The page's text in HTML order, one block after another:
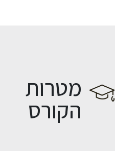
מטרות
הקורס